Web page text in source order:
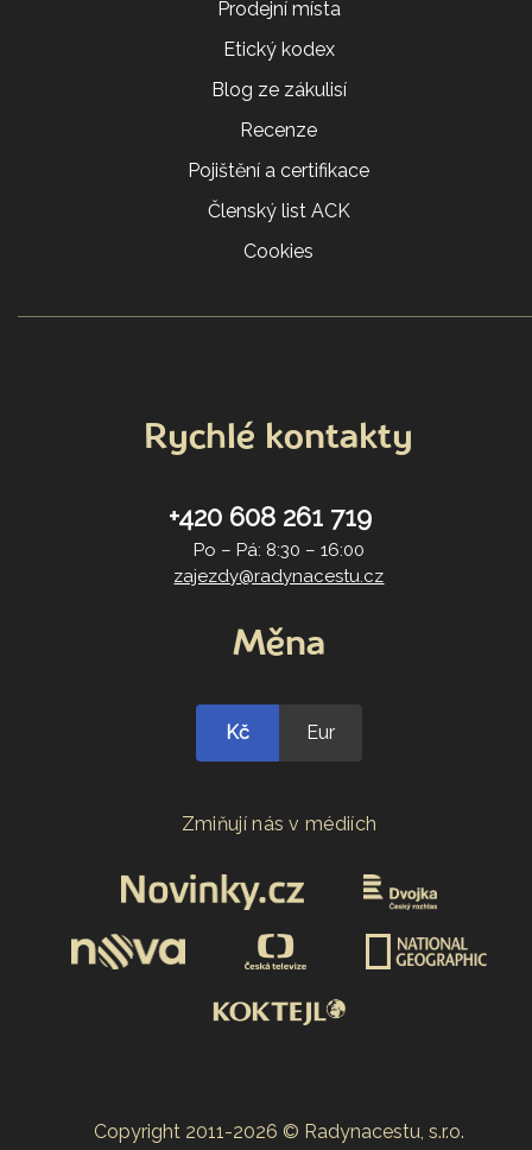
Prodejní místa
Etický kodex
Blog ze zákulisí
Recenze
Pojištění a certifikace
Členský list ACK
Cookies
Rychlé kontakty
+420 608 261 719
Po – Pá: 8:30 – 16:00
zajezdy@radynacestu.cz
Měna
Kč Eur
Zmiňují nás v médiích
Copyright 2011-2026 © Radynacestu, s.r.o.